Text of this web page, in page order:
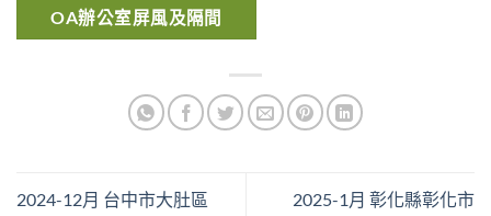
OA辦公室屏風及隔間
2024-12月 台中市大肚區 2025-1月 彰化縣彰化市